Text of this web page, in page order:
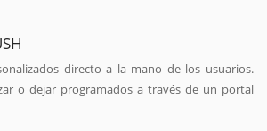
directo a la mano de los usuarios.
o dejar programados a través de un portal